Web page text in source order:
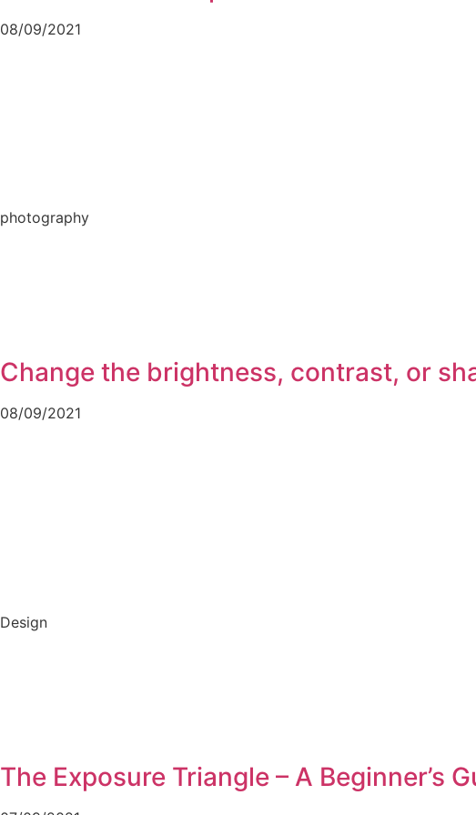
08/09/2021
photography
Change the brightness, contrast, or
08/09/2021
Design
The Exposure Triangle – A Beginner’s